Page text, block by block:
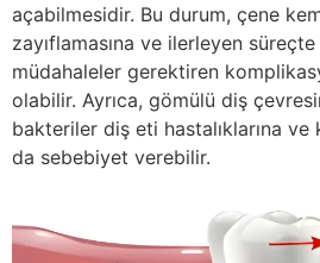
açabilmesidir. Bu durum, çene
zayıflamasına ve ilerleyen
müdahaleler gerektiren
olabilir. Ayrıca, gömülü diş
bakteriler diş eti hastalıklarına ve
da sebebiyet verebilir.